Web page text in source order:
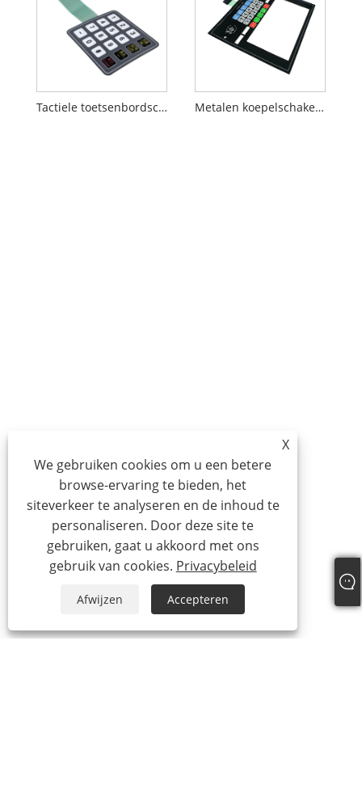
Tactiele toetsenbordschakelaar Metalen koepelschakelaar
X
We gebruiken cookies om u een betere
browse-ervaring te bieden, het
siteverkeer te analyseren en de inhoud te
personaliseren. Door deze site te
gebruiken, gaat u akkoord met ons
gebruik van cookies. Privacybeleid
Afwijzen Accepteren